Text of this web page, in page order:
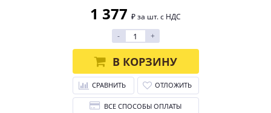
1 377 ₽ за шт. с НДС
-
+
В КОРЗИНУ
СРАВНИТЬ ОТЛОЖИТЬ
ВСЕ СПОСОБЫ ОПЛАТЫ